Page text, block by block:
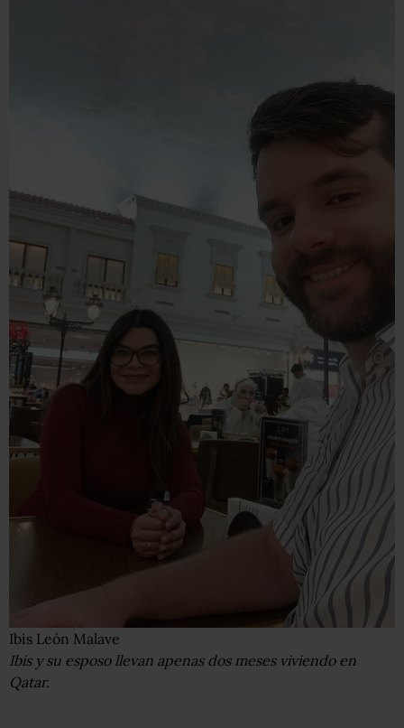
Ibis León Malave
Ibis y su esposo llevan apenas dos meses viviendo en
Qatar.